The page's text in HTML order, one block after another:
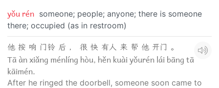
yǒu rén someone; people; anyone; there is someone
there; occupied (as in restroom)
他 按 响 门铃 后 ， 很 快 有人 来 帮 他 开门 。
Tā àn xiǎng ménlíng hòu, hěn kuài yǒurén lái bāng tā
kāimén.
After he ringed the doorbell, someone soon came to